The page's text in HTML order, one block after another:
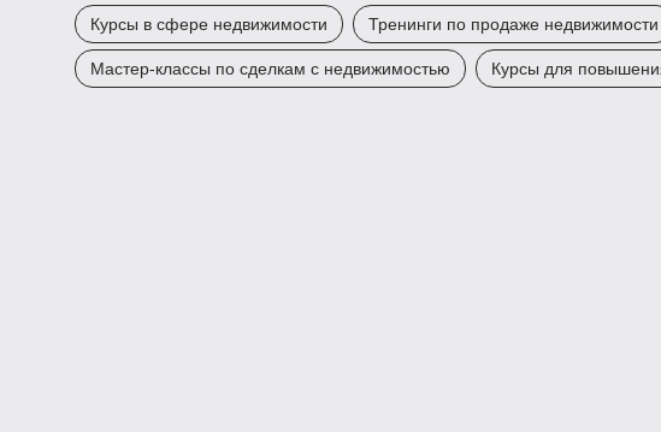
Курсы в сфере недвижимости Тренинги по продаже недвижимости
Мастер-классы по сделкам с недвижимостью Курсы для